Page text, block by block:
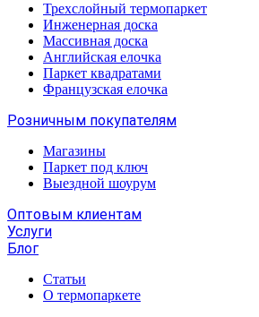
Трехслойный термопаркет
Инженерная доска
Массивная доска
Английская елочка
Паркет квадратами
Французская елочка
Розничным покупателям
Магазины
Паркет под ключ
Выездной шоурум
Оптовым клиентам
Услуги
Блог
Статьи
О термопаркете